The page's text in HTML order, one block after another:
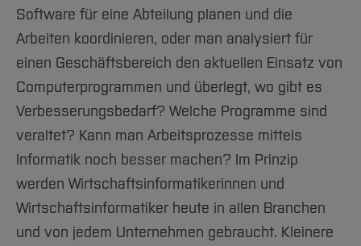
Software für eine Abteilung planen und die
Arbeiten koordinieren, oder man analysiert für
einen Geschäftsbereich den aktuellen Einsatz von
Computerprogrammen und überlegt, wo gibt es
Verbesserungsbedarf? Welche Programme sind
veraltet? Kann man Arbeitsprozesse mittels
Informatik noch besser machen? Im Prinzip
werden Wirtschaftsinformatikerinnen und
Wirtschaftsinformatiker heute in allen Branchen
und von jedem Unternehmen gebraucht. Kleinere